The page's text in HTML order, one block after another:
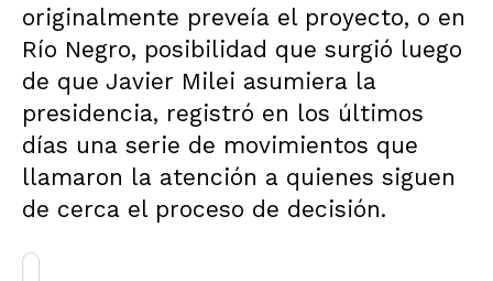
originalmente preveía el proyecto, o en
Río Negro, posibilidad que surgió luego
de que Javier Milei asumiera la
presidencia, registró en los últimos
días una serie de movimientos que
llamaron la atención a quienes siguen
de cerca el proceso de decisión.